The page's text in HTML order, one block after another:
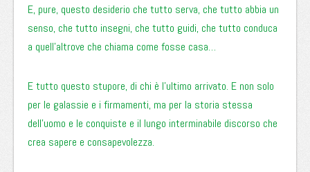
E, pure, questo desiderio che tutto serva, che tutto abbia un
senso, che tutto insegni, che tutto guidi, che tutto conduca
a quell’altrove che chiama come fosse casa…
E tutto questo stupore, di chi è l’ultimo arrivato. E non solo
per le galassie e i firmamenti, ma per la storia stessa
dell’uomo e le conquiste e il lungo interminabile discorso che
crea sapere e consapevolezza.